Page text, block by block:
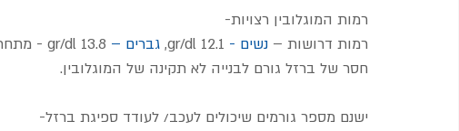
רמות המוגלובין רצויות-
רמות דרושות – נשים - גברים –
חסר של ברזל גורם לבנייה לא תקינה של המוגלובין.
ישנם מספר גורמים שיכולים לעכב/ לעודד ספיגת ברזל-